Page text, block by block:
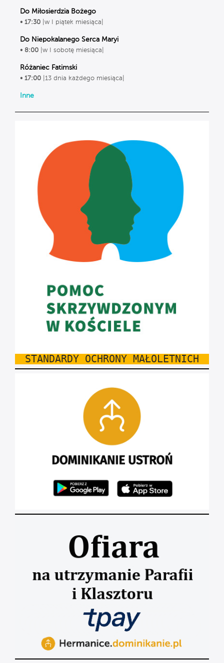
Do Miłosierdzia Bożego
• 17:30 |w I piątek miesiąca|
Do Niepokalanego Serca Maryi
• 8:00 |w I sobotę miesiąca|
Różaniec Fatimski
• 17:00 |13 dnia każdego miesiąca|
Inne
STANDARDY OCHRONY MAŁOLETNICH